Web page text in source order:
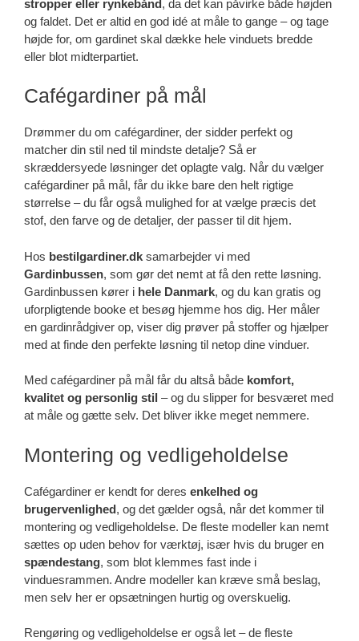
stropper eller rynkebånd , da det kan påvirke både højden
og faldet. Det er altid en god idé at måle to gange – og tage
højde for, om gardinet skal dække hele vinduets bredde
eller blot midterpartiet.
Cafégardiner på mål
Drømmer du om cafégardiner, der sidder perfekt og
matcher din stil ned til mindste detalje? Så er
skræddersyede løsninger det oplagte valg. Når du vælger
cafégardiner på mål, får du ikke bare den helt rigtige
størrelse – du får også mulighed for at vælge præcis det
stof, den farve og de detaljer, der passer til dit hjem.
Hos bestilgardiner.dk samarbejder vi med
Gardinbussen, som gør det nemt at få den rette løsning.
Gardinbussen kører i hele Danmark, og du kan gratis og
uforpligtende booke et besøg hjemme hos dig. Her måler
en gardinrådgiver op, viser dig prøver på stoffer og hjælper
med at finde den perfekte løsning til netop dine vinduer.
Med cafégardiner på mål får du altså både komfort,
kvalitet og personlig stil – og du slipper for besværet med
at måle og gætte selv. Det bliver ikke meget nemmere.
Montering og vedligeholdelse
Cafégardiner er kendt for deres enkelhed og
brugervenlighed, og det gælder også, når det kommer til
montering og vedligeholdelse. De fleste modeller kan nemt
sættes op uden behov for værktøj, især hvis du bruger en
spændestang, som blot klemmes fast inde i
vinduesrammen. Andre modeller kan kræve små beslag,
men selv her er opsætningen hurtig og overskuelig.
Rengøring og vedligeholdelse er også let – de fleste